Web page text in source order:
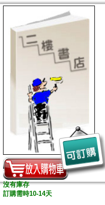
沒有庫存
訂購需時10-14天